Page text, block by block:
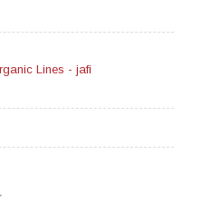
Lines - jafi